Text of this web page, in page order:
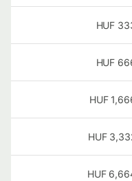
HUF
HUF
HUF
HUF
HUF